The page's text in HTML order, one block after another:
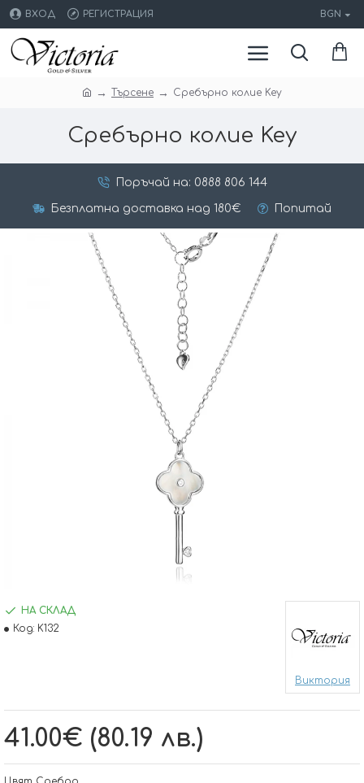
ВХОД РЕГИСТРАЦИЯ BGN
Търсене Сребърно колие Key
Сребърно колие Key
Поръчай на: 0888 806 144
Безплатна доставка над 180€ Попитай
41.00€ (80.19 лв.)
НА СКЛАД
Код: K132
Виктория